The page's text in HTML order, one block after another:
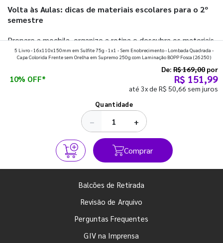
Volta às Aulas: dicas de materiais escolares para o 2º
semestre
Prepare a mochila, organize a rotina e descubra os materiais
que fazem toda diferença para começar o segundo
5 Livro - 16x110x150mm em Sulfite 75g - 1x1 - Sem Enobrecimento - Lombada Quadrada -
Capa Colorida Frente sem Orelha em Supremo 250g com Laminação BOPP Fosca (26250)
10% OFF*
De: R$ 169,00 por
R$ 151,99
até 3x de R$ 50,66 sem juros
Quantidade
− +
Comprar
Balcões de Retirada
Revisão de Arquivo
Perguntas Frequentes
GIV na Imprensa